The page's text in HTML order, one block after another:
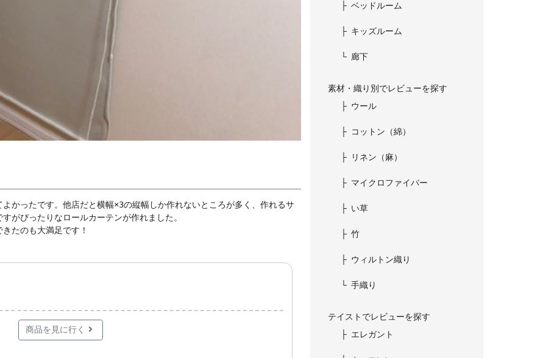
かったです。他店だと横幅×3の縦幅しか作れないところが多く、作れるサ
がぴったりなロールカーテンが作れました。
たのも大満足です！
商品を見に行く
ベッドルーム
キッズルーム
廊下
素材・織り別でレビューを探す
ウール
コットン（綿）
リネン（麻）
マイクロファイバー
い草
竹
ウィルトン織り
手織り
テイストでレビューを探す
エレガント